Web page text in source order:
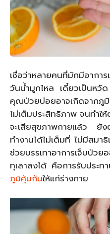
เชื่อว่าหลายคนที่มักมีอาก
วันน้ำมูกไหล เดี๋ยวเป็นหวั
คุณป่วยบ่อยอาจเกิดจากภู
ไม่เต็มประสิทธิภาพ จนทำ
จะเสียสุขภาพกายแล้ว ยั
ทำงานได้ไม่เต็มที่ ไม่มีสมา
ช่วยบรรเทาอาการเจ็บ
ทุเลาลงได้ คือการรับประท
ภูมิคุ้มกันให้แก่ร่างกาย